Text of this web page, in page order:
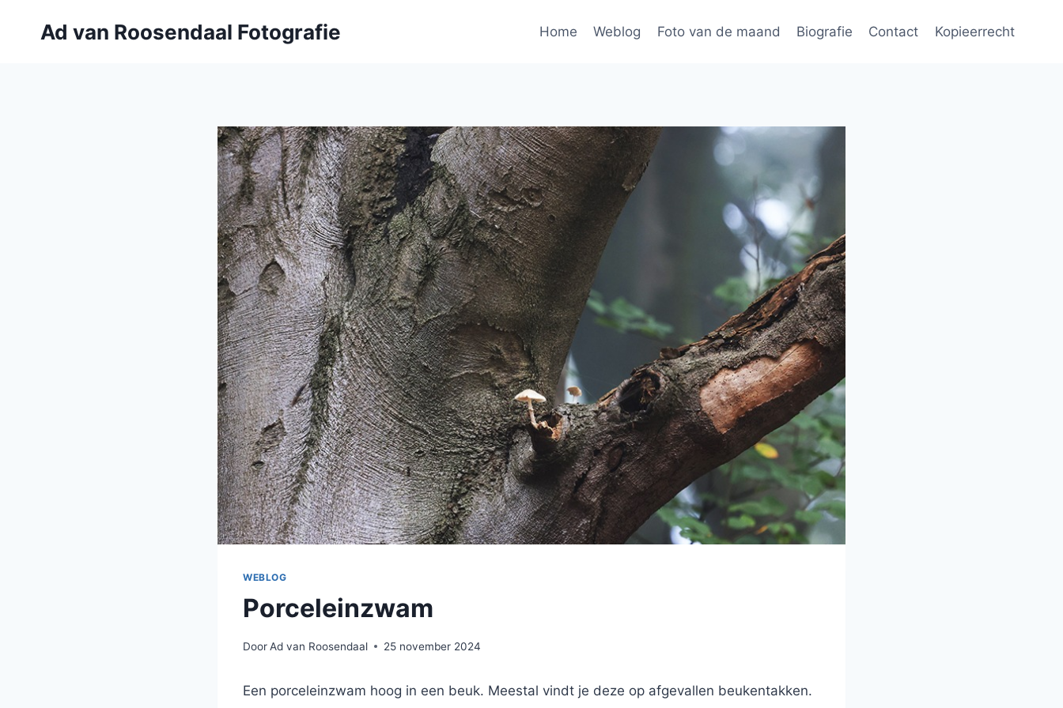
Ad van Roosendaal Fotografie Home Weblog Foto van de maand Biografie Contact Kopieerrecht
WEBLOG
Porceleinzwam
DoorAd van Roosendaal 25 november 2024
Een porceleinzwam hoog in een beuk. Meestal vindt je deze op afgevallen beukentakken.